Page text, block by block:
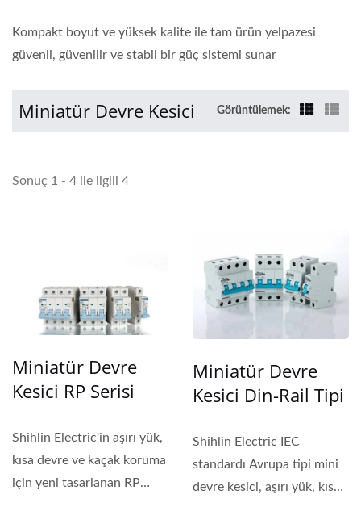
Kompakt boyut ve yüksek kalite ile tam ürün yelpazesi
güvenli, güvenilir ve stabil bir güç sistemi sunar
Miniatür Devre Kesici Görüntülemek:
Sonuç 1 - 4 ile ilgili 4
Miniatür Devre
Kesici RP Serisi
Shihlin Electric'in aşırı yük,
kısa devre ve kaçak koruma
için yeni tasarlanan RP
Miniatür Devre
Kesici Din-Rail Tipi
Shihlin Electric IEC
standardı Avrupa tipi mini
devre kesici, aşırı yük, kısa